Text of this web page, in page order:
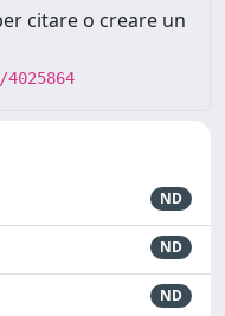
citare o creare un
ND
ND
ND